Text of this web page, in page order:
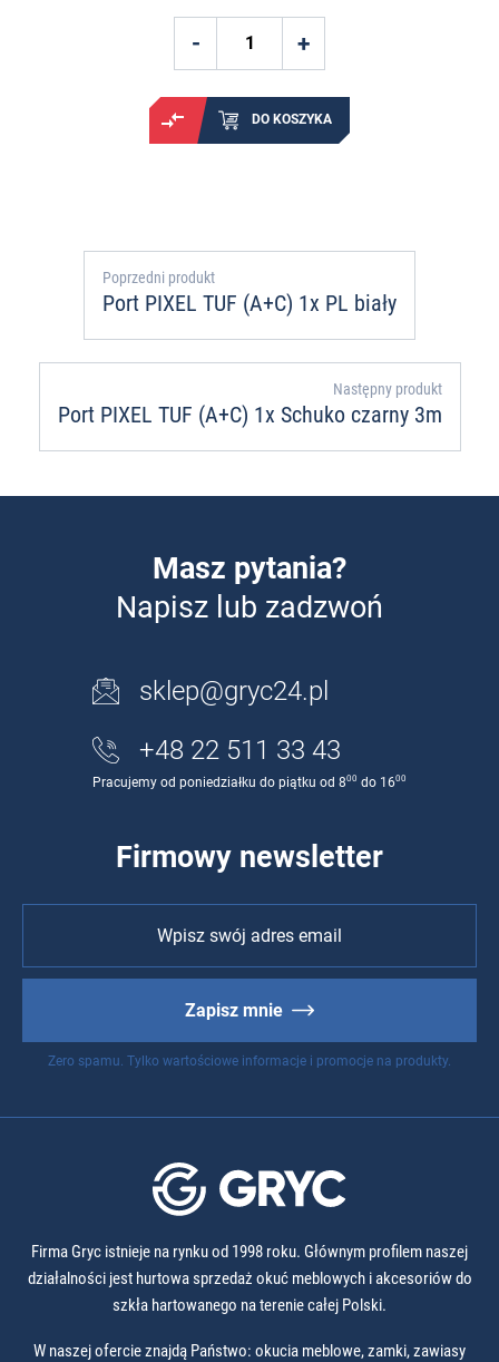
DO KOSZYKA
Poprzedni produkt
Port PIXEL TUF (A+C) 1x PL biały
Następny produkt
Port PIXEL TUF (A+C) 1x Schuko czarny 3m
Masz pytania?
Napisz lub zadzwoń
sklep@gryc24.pl
+48 22 511 33 43
Pracujemy od poniedziałku do piątku od 800 do 1600
Firmowy newsletter
Zapisz mnie
Zero spamu. Tylko wartościowe informacje i promocje na produkty.
Firma Gryc istnieje na rynku od 1998 roku. Głównym profilem naszej
działalności jest hurtowa sprzedaż okuć meblowych i akcesoriów do
szkła hartowanego na terenie całej Polski.
W naszej ofercie znajdą Państwo: okucia meblowe, zamki, zawiasy